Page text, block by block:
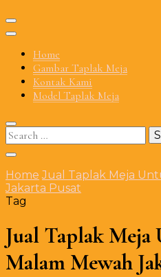
Home
Gambar Taplak Meja
Kontak Kami
Model Taplak Meja
Search
for:
Home Jual Taplak Meja
Jakarta Pusat
Tag
Jual Taplak
Malam Mewah